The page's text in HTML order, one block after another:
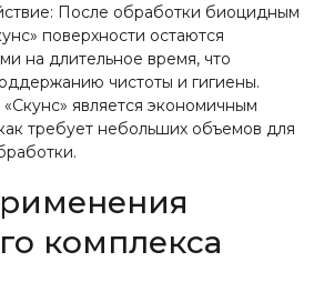
После обработки биоцидным
поверхности остаются
на длительное время, что
чистоты и гигиены.
является экономичным
требует небольших объемов для
комплекса